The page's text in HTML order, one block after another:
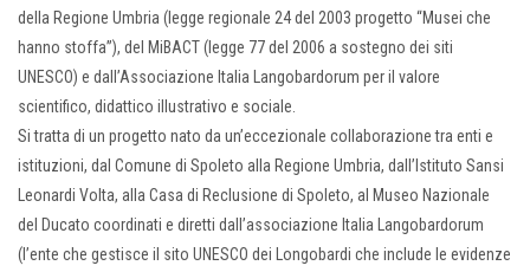
della Regione Umbria (legge regionale 24 del 2003 progetto “Musei che
hanno stoffa”), del MiBACT (legge 77 del 2006 a sostegno dei siti
UNESCO) e dall’Associazione Italia Langobardorum per il valore
scientifico, didattico illustrativo e sociale.
Si tratta di un progetto nato da un’eccezionale collaborazione tra enti e
istituzioni, dal Comune di Spoleto alla Regione Umbria, dall’Istituto Sansi
Leonardi Volta, alla Casa di Reclusione di Spoleto, al Museo Nazionale
del Ducato coordinati e diretti dall’associazione Italia Langobardorum
(l’ente che gestisce il sito UNESCO dei Longobardi che include le evidenze